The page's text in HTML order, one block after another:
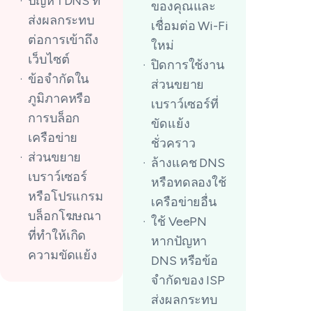
ส่งผลกระทบ
ต่อการเข้าถึง
เว็บไซต์
ข้อจำกัดใน
ภูมิภาคหรือ
การบล็อก
เครือข่าย
ส่วนขยาย
เบราว์เซอร์
หรือโปรแกรม
บล็อกโฆษณา
ที่ทำให้เกิด
ความขัดแย้ง
ของคุณและ
เชื่อมต่อ Wi-Fi
ใหม่
ปิดการใช้งาน
ส่วนขยาย
เบราว์เซอร์ที่
ขัดแย้ง
ชั่วคราว
ล้างแคช DNS
หรือทดลองใช้
เครือข่ายอื่น
ใช้ VeePN
หากปัญหา
DNS หรือข้อ
จำกัดของ ISP
ส่งผลกระทบ